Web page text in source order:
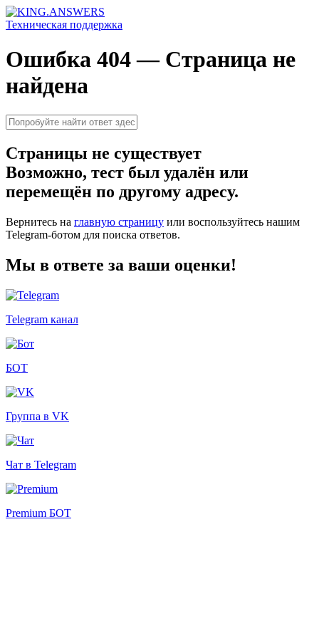
Техническая поддержка
Ошибка 404 — Страница не
найдена
Страницы не существует
Возможно, тест был удалён или
перемещён по другому адресу.
Вернитесь на главную страницу или воспользуйтесь нашим
Telegram-ботом для поиска ответов.
Мы в ответе за ваши оценки!
Telegram канал
БОТ
Группа в VK
Чат в Telegram
Premium БОТ